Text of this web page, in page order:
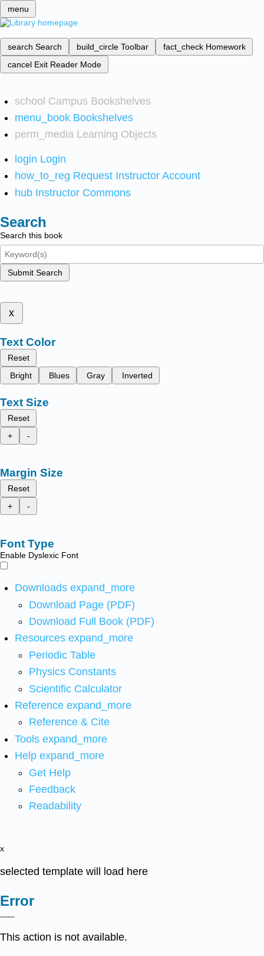
menu
search Search build_circle Toolbar fact_check Homework
cancel Exit Reader Mode
school Campus Bookshelves
menu_book Bookshelves
perm_media Learning Objects
login Login
how_to_reg Request Instructor Account
hub Instructor Commons
Search
Search this book
Submit Search
x
Text Color
Reset
Bright
Blues Gray Inverted
Text Size
Reset
+
-
Margin Size
Reset
+
-
Font Type
Enable Dyslexic Font
Downloads expand_more
Download Page (PDF)
Download Full Book (PDF)
Resources expand_more
Periodic Table
Physics Constants
Scientific Calculator
Reference expand_more
Reference & Cite
Tools expand_more
Help expand_more
Get Help
Feedback
Readability
x
selected template will load here
Error
This action is not available.